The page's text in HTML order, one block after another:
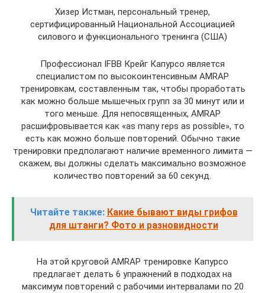
Хизер Истман, персональный тренер,
сертифицированный Национальной Ассоциацией
силового и функционального тренинга (США)
Профессионал IFBB Крейг Капурсо является
специалистом по высокоинтенсивным AMRAP
тренировкам, составленным так, чтобы проработать
как можно больше мышечных групп за 30 минут или и
того меньше. Для непосвященных, AMRAP
расшифровывается как «as many reps as possible», то
есть как можно больше повторений. Обычно такие
тренировки предполагают наличие временного лимита —
скажем, вы должны сделать максимально возможное
количество повторений за 60 секунд.
Читайте также: Какие бывают виды грифов
для штанги? Фото и разновидности
На этой круговой AMRAP тренировке Капурсо
предлагает делать 6 упражнений в подходах на
максимум повторений с рабочими интервалами по 20